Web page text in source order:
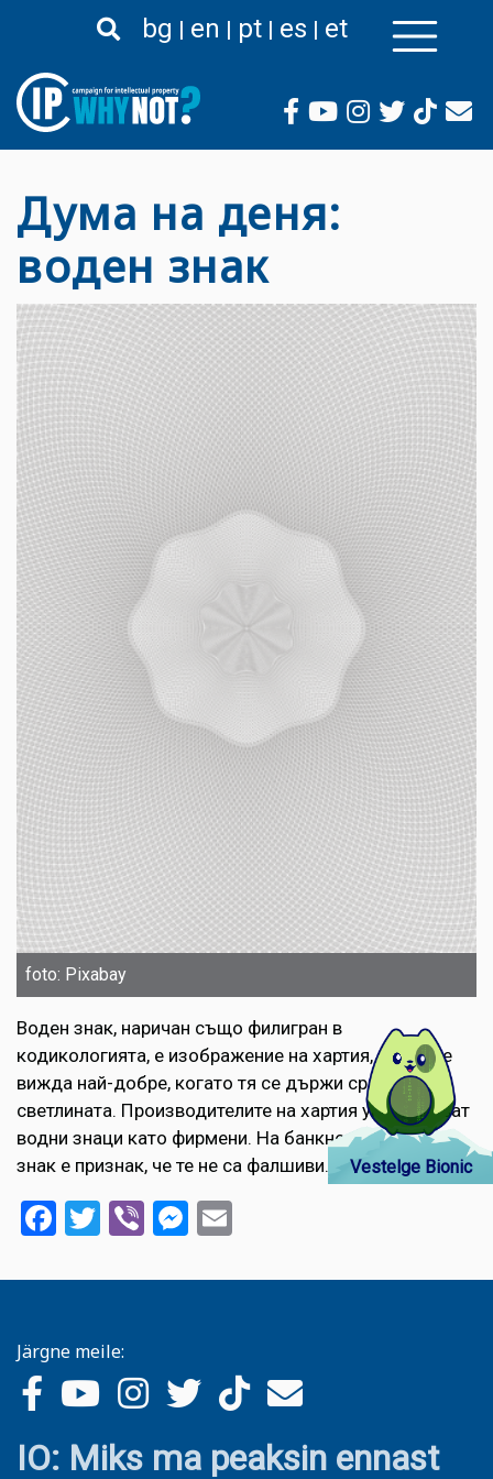
edasi
juurde
bg en pt es et
Дума на деня:
воден знак
foto: Pixabay
Воден знак, наричан също филигран в
кодикологията, е изображение на хартия, което се
вижда най-добре, когато тя се държи срещу
светлината. Производителите на хартия употребяват
водни знаци като фирмени. На банкнотите водният
знак е признак, че те не са фалшиви.
Facebook
Twitter
ViberMessenger
Vestelge Bionic
Järgne meile:
IO: Miks ma peaksin ennast